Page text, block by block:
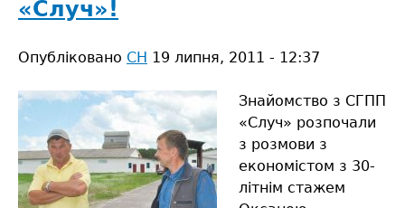
і
для
сільського
господарства
«Случ»!
Опубліковано СН 19 липня, 2011 - 12:37
Знайомство з СГПП
«Случ» розпочали
з розмови з
економістом з 30-
літнім стажем